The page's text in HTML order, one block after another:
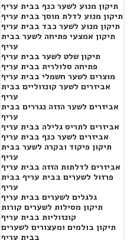
תיקון מנוע לשער כנף בבית עריף
תיקון מנוע לדלת מוסך בבית עריף
תיקון מנוע לשער כבד בבית עריף
תיקון אמצעי פתיחה לשער בבית
עריף
תיקון שלט לשער בבית עריף
פתיחה סלולרית בבית עריף
מוצרים לשער חשמלי בבית עריף
אביזרים לשער קונזוליים בבית
עריף
אביזרים לשער הזזה נגררים בבית
עריף
אביזרים לתריס גלילה בבית עריף
אביזרים לשער כנף בבית עריף
תיקון פיקוד ובקרה לשער בבית
עריף
אביזרים לדלתות הזזה בבית עריף
פרזול לשערים בבית עריף בבית
עריף
גלגלים לשערים בבית עריף
תיקון מסילות לשערים קורות
קונזוליות בבית עריף
תיקון בולמים ומעצורים לשערים
בבית עריף